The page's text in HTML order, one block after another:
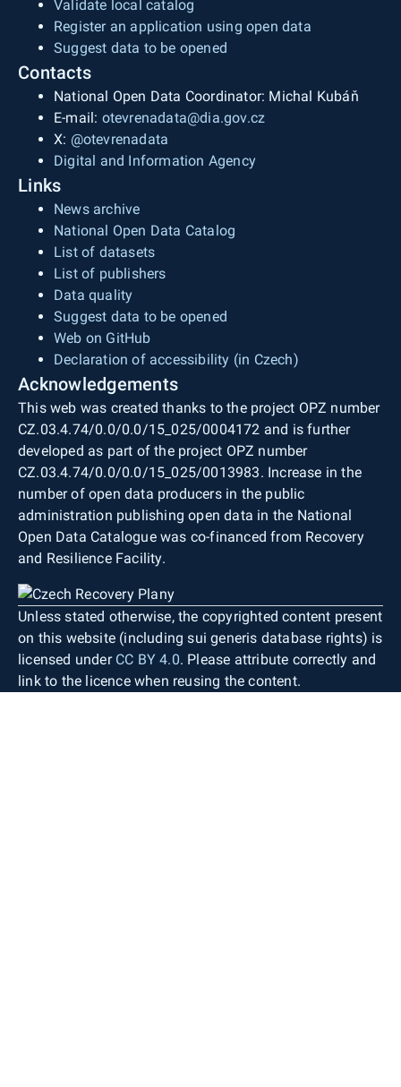
například v Praze, či Brně, lze tato místa
jednoduše vyhledat a zobrazit v mapě. Aplikace
navíc obsahuje místa, která umožňují již
nechtěným věcem dát druhý život jako jsou
například re-use centra, knihobudky, SWAPy,
obchody, kam lze přinést znovu použitelné
kartonové krabice a výplně, aplikace také
integruje cirkulární projekty, jako je například
česká služba REkrabička.
Validate local catalog
Register an application using open data
Suggest data to be opened
Contacts
National Open Data Coordinator: Michal Kubáň
E-mail: otevrenadata@dia.gov.cz
X: @otevrenadata
Digital and Information Agency
Links
News archive
National Open Data Catalog
List of datasets
List of publishers
Data quality
Suggest data to be opened
Web on GitHub
Declaration of accessibility (in Czech)
Acknowledgements
This web was created thanks to the project OPZ number
CZ.03.4.74/0.0/0.0/15_025/0004172 and is further
developed as part of the project OPZ number
CZ.03.4.74/0.0/0.0/15_025/0013983. Increase in the
number of open data producers in the public
administration publishing open data in the National
Open Data Catalogue was co-financed from Recovery
and Resilience Facility.
Unless stated otherwise, the copyrighted content present
on this website (including sui generis database rights) is
licensed under CC BY 4.0. Please attribute correctly and
link to the licence when reusing the content.